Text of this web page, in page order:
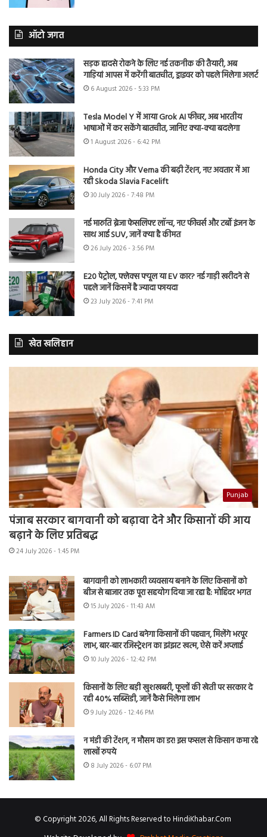
ऑटो जगत
सड़क हादसे रोकने के लिए नई तकनीक की तैयारी, अब
गाड़ियां आपस में करेंगी बातचीत, ड्राइवर को पहले मिलेगा अलर्ट
6 August 2026 - 5:33 PM
Tesla Model Y में आया Grok AI फीचर, अब भारतीय
भाषाओं में कर सकेंगे बातचीत, जानिए क्या-क्या बदलेगा
1 August 2026 - 6:42 PM
Honda City और Verna की बढ़ी टेंशन, नए अवतार में आ
रही Skoda Slavia Facelift
30 July 2026 - 7:48 PM
नई मारुति ब्रेजा फेसलिफ्ट लॉन्च, नए फीचर्स और टर्बो इंजन के
साथ आई SUV, जानें क्या है कीमत
26 July 2026 - 3:56 PM
E20 पेट्रोल, फ्लेक्स फ्यूल या EV कार? नई गाड़ी खरीदने से
पहले जानें किसमें है ज्यादा फायदा
23 July 2026 - 7:41 PM
खेत खलिहान
Punjab
पंजाब सरकार बागवानी को बढ़ावा देने और किसानों की आय
बढ़ाने के लिए प्रतिबद्ध
24 July 2026 - 1:45 PM
बागवानी को लाभकारी व्यवसाय बनाने के लिए किसानों को
बीज से बाजार तक पूरा सहयोग दिया जा रहा है: मोहिंदर भगत
15 July 2026 - 11:43 AM
Farmers ID Card बनेगा किसानों की पहचान, मिलेंगे भरपूर
लाभ, बार-बार रजिस्ट्रेशन का झंझट खत्म, ऐसे करें अप्लाई
10 July 2026 - 12:42 PM
किसानों के लिए बड़ी खुशखबरी, फूलों की खेती पर सरकार दे
रही 40% सब्सिडी, जानें कैसे मिलेगा लाभ
9 July 2026 - 12:46 PM
न मंडी की टेंशन, न मौसम का डर! इस फसल से किसान कमा रहे
लाखों रुपये
8 July 2026 - 6:07 PM
© Copyright 2026, All Rights Reserved to HindiKhabar.Com